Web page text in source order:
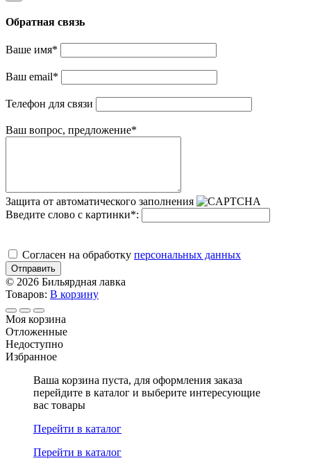
Обратная связь
Ваше имя*
Ваш email*
Телефон для связи
Ваш вопрос, предложение*
Защита от автоматического заполнения
Введите слово с картинки*:
Cогласен на обработку персональных данных
Отправить
© 2026 Бильярдная лавка
Товаров: В корзину
Моя корзина
Отложенные
Недоступно
Избранное
Ваша корзина пуста, для оформления заказа
перейдите в каталог и выберите интересующие
вас товары
Перейти в каталог
Перейти в каталог